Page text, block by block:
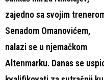
zajedno sa svojim
Senadom Omanovićem,
nalazi se u njemačkom
Altenmarku. Danas se